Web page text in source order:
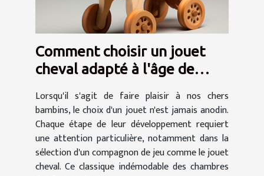
Comment choisir un jouet
cheval adapté à l'âge de
Lorsqu'il s'agit de faire plaisir à nos chers
bambins, le choix d'un jouet n'est jamais anodin.
Chaque étape de leur développement requiert
une attention particulière, notamment dans la
sélection d'un compagnon de jeu comme le jouet
cheval. Ce classique indémodable des chambres